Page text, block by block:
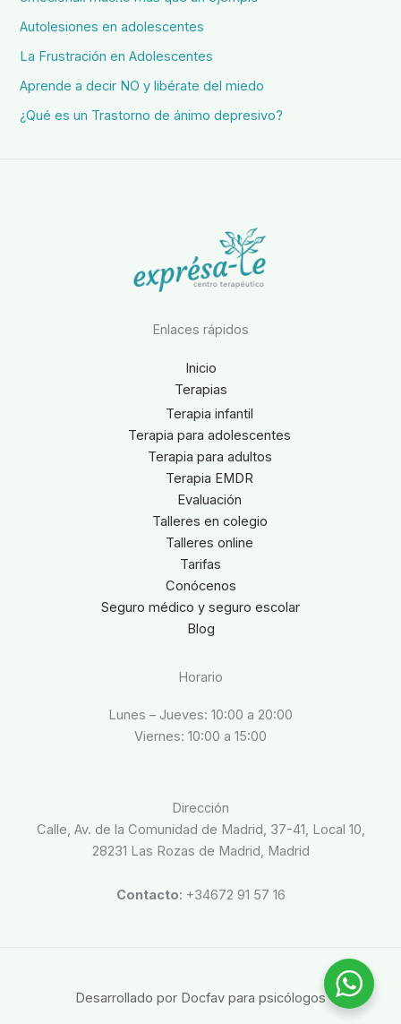
Autolesiones en adolescentes
La Frustración en Adolescentes
Aprende a decir NO y libérate del miedo
¿Qué es un Trastorno de ánimo depresivo?
Enlaces rápidos
Inicio
Terapias
Terapia infantil
Terapia para adolescentes
Terapia para adultos
Terapia EMDR
Evaluación
Talleres en colegio
Talleres online
Tarifas
Conócenos
Seguro médico y seguro escolar
Blog
Horario
Lunes – Jueves: 10:00 a 20:00
Viernes: 10:00 a 15:00
Dirección
Calle, Av. de la Comunidad de Madrid, 37-41, Local 10,
28231 Las Rozas de Madrid, Madrid
Contacto: +34672 91 57 16
Desarrollado por Docfav para psicólogos